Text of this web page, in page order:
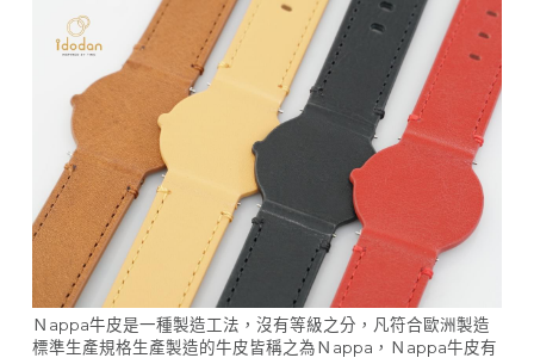
Ｎappa牛皮是一種製造工法，沒有等級之分，凡符合歐洲製造
標準生產規格生產製造的牛皮皆稱之為Ｎappa，Ｎappa牛皮有